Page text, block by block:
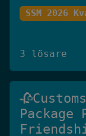
SSM 2026
3 lösare